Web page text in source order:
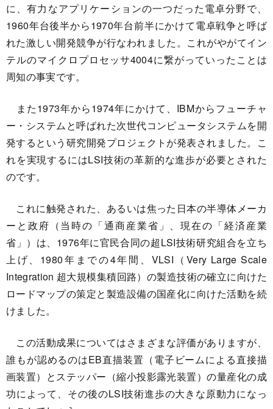
に、有力なアプリケーションの一つだった電卓分野で、
1960年台後半から1970年台前半にかけて電卓戦争と呼ば
れた激しい開発競争が行なわれました。これがやがてイン
テルのマイクロプロセッサ4004に繋がっていったことは
周知の事実です。
また1973年から1974年にかけて、IBMからフューチャ
ー・システムと呼ばれた次世代コンピュータシステムを開
発するという研究開発プロジェクトが発表されました。こ
れを実現するにはLSI技術の革新的な進歩が必要とされた
のです。
これに触発された、あるいは焦った日本の半導体メーカ
ーと政府（当時の「通商産業省」、現在の「経済産業
省」）は、1976年に官民合同の超LSI技術研究組合を立ち
上げ、1980年までの4年間、VLSI（Very Large Scale
Integration 超大規模集積回路）の製造技術の確立に向けた
ロードマップの策定と製造設備の国産化に向けた活動を続
けました。
この活動成果についてはさまざまな評価がありますが、
誰もが認めるのはEB直描装置（電子ビームによる直接描
画装置）とステッパー（縮小投影露光装置）の量産化の成
功によって、その後のLSI技術進歩の大きな原動力になっ